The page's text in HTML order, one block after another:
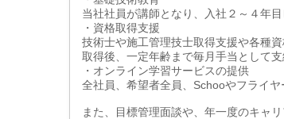
当社社員が講師となり、入社２～４年
・資格取得支援
技術士や施工管理技士取得支援や各種資
取得後、一定年齢まで毎月手当として
・オンライン学習サービスの提供
全社員、希望者全員、Schooやフライ
また、目標管理面談や、年一度のキャ